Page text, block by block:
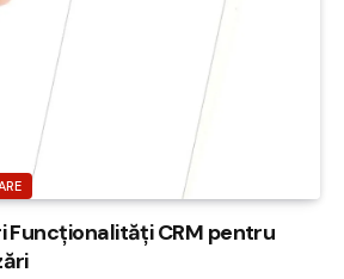
Funcționalități CRM pentru